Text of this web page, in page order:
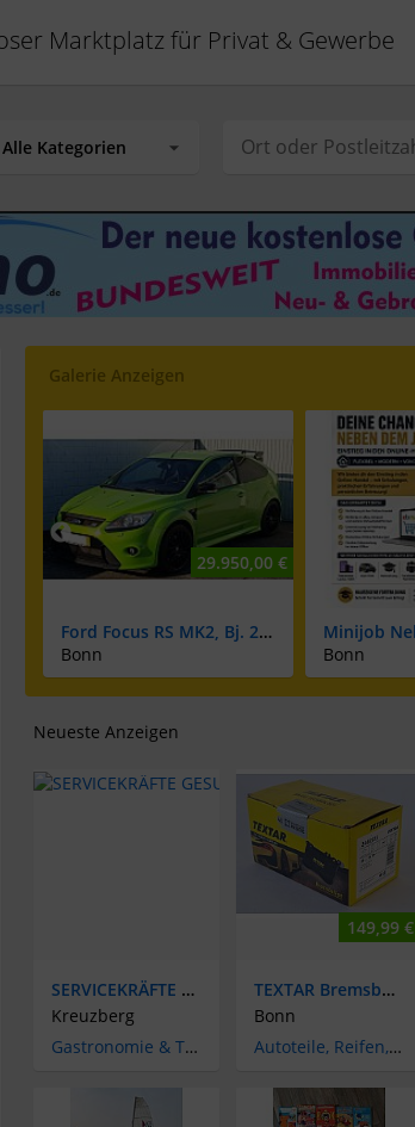
Marktplatz für Privat & Gewerbe
Galerie Anzeigen
29.950,00 €
Ford Focus RS MK2, Bj. 2010, 109.000km, 305 PS, 2. Hand, Voll Fahrbereit, Scheckheft
Bonn
Bonn
Neueste Anzeigen
SERVICEKRÄFTE GESUCHT IN FRIEDRICHSHAIN
Kreuzberg
Gastronomie & Tourismus
149,99 €
TEXTAR Bremsbeläge Satz 2446503 für Fiat Ducato, Citroen Jumper, Peugeot Boxer NEU
Bonn
Autoteile, Reifen, Tuning